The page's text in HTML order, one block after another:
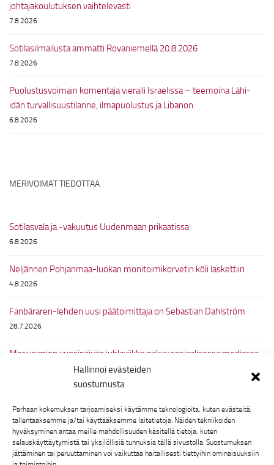
Hallinnoi evästeiden
suostumusta
Parhaan kokemuksen tarjoamiseksi käytämme teknologioita, kuten evästeitä,
tallentaaksemme ja/tai käyttääksemme laitetietoja. Näiden tekniikoiden
hyväksyminen antaa meille mahdollisuuden käsitellä tietoja, kuten
selauskäyttäytymistä tai yksilöllisiä tunnuksia tällä sivustolla. Suostumuksen
jättäminen tai peruuttaminen voi vaikuttaa haitallisesti tiettyihin ominaisuuksiin
johtajakoulutuksen vaihtelevasti
7.8.2026
Sotilasilmailusta ammatti Rovaniemellä 20.8.2026
7.8.2026
Puolustusvoimain komentaja vieraili Israelissa – teemoina Lähi-
idän turvallisuustilanne, ilmapuolustus ja Libanon
6.8.2026
MERIVOIMAT TIEDOTTAA
Sotilasvala ja -vakuutus Uudenmaan prikaatissa
6.8.2026
Neljännen Pohjanmaa-luokan monitoimikorvetin köli laskettiin
4.8.2026
Fanbäraren-lehden uusi päätoimittaja on Sebastian Dahlström
28.7.2026
Merivoimien vuosipäivän juhlaviikko näkyy sosiaalisessa mediassa
25.6.2026